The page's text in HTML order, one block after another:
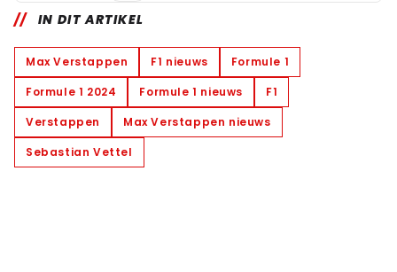
IN DIT ARTIKEL
Max Verstappen F1 nieuws
Formule 1
Formule 1 2024
Formule 1 nieuws
F1
Verstappen
Max Verstappen nieuws
Sebastian Vettel